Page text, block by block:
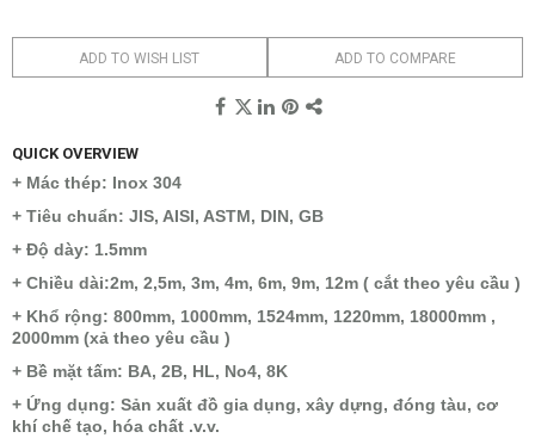
ADD TO WISH LIST ADD TO COMPARE
QUICK OVERVIEW
+ Mác thép: Inox 304
+ Tiêu chuẩn: JIS, AISI, ASTM, DIN, GB
+ Độ dày: 1.5mm
+ Chiều dài:2m, 2,5m, 3m, 4m, 6m, 9m, 12m ( cắt theo yêu cầu )
+ Khổ rộng: 800mm, 1000mm, 1524mm, 1220mm, 18000mm ,
2000mm (xả theo yêu cầu )
+ Bề mặt tấm: BA, 2B, HL, No4, 8K
+ Ứng dụng: Sản xuất đồ gia dụng, xây dựng, đóng tàu, cơ
khí chế tạo, hóa chất .v.v.